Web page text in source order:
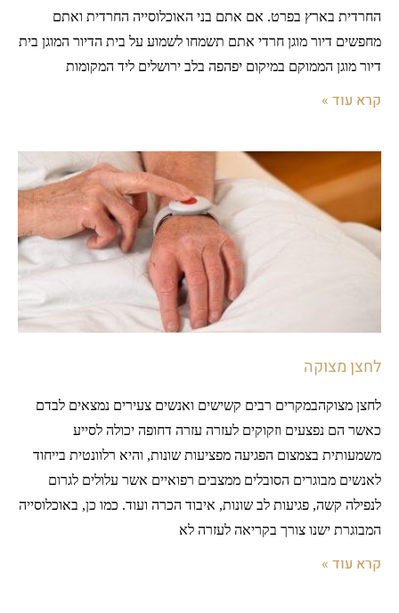
החרדית בארץ בפרט. אם אתם בני האוכלוסייה החרדית ואתם
מחפשים דיור מוגן חרדי אתם תשמחו לשמוע על בית הדיור המוגן בית
דיור מוגן הממוקם במיקום יפהפה בלב ירושלים ליד המקומות
קרא עוד »
לחצן מצוקה
לחצן מצוקהבמקרים רבים קשישים ואנשים צעירים נמצאים לבדם
כאשר הם נפצעים וזקוקים לעזרה עזרה דחופה יכולה לסייע
משמעותית בצמצום הפגיעה מפציעות שונות, והיא רלוונטית בייחוד
לאנשים מבוגרים הסובלים ממצבים רפואיים אשר עלולים לגרום
לנפילה קשה, פגיעות לב שונות, איבוד הכרה ועוד. כמו כן, באוכלוסייה
המבוגרת ישנו צורך בקריאה לעזרה לא
קרא עוד »